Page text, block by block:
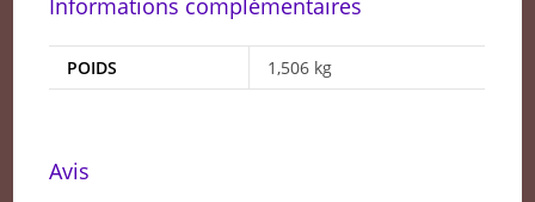
POIDS 1,506 kg
Avis